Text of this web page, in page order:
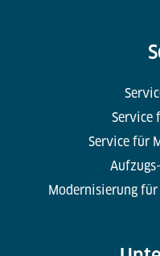
Service
Service für
Modernisierung